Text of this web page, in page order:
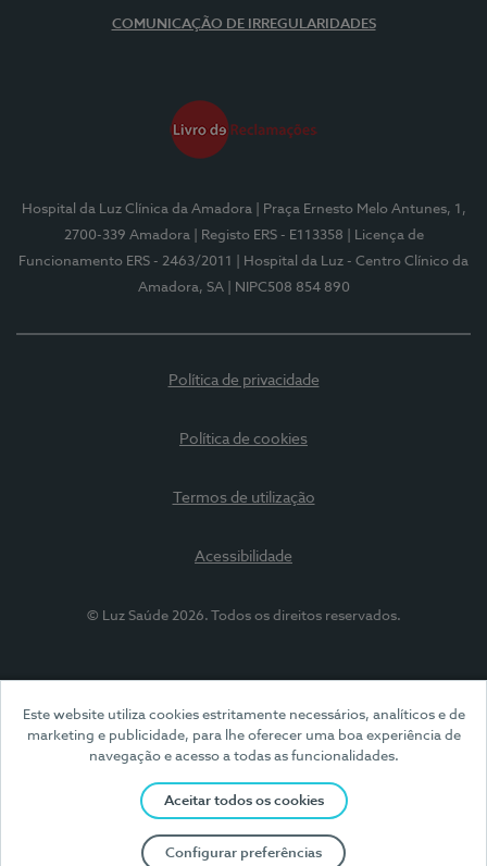
Este website utiliza cookies estritamente necessários, analíticos e de
marketing e publicidade, para lhe oferecer uma boa experiência de
navegação e acesso a todas as funcionalidades.
Aceitar todos os cookies
Configurar preferências
COMUNICAÇÃO DE IRREGULARIDADES
Hospital da Luz Clínica da Amadora
| Praça Ernesto Melo Antunes, 1,
2700-339 Amadora
| Registo ERS - E113358
| Licença de
Funcionamento ERS - 2463/2011
| Hospital da Luz - Centro Clínico da
Amadora, SA
| NIPC508 854 890
Política de privacidade
Política de cookies
Termos de utilização
Acessibilidade
© Luz Saúde 2026. Todos os direitos reservados.